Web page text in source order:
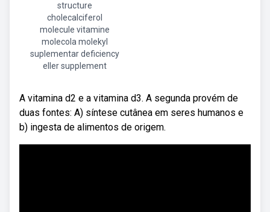
structure
cholecalciferol
molecule vitamine
molecola molekyl
suplementar deficiency
eller supplement
A vitamina d2 e a vitamina d3. A segunda provém de
duas fontes: A) síntese cutânea em seres humanos e
b) ingesta de alimentos de origem.